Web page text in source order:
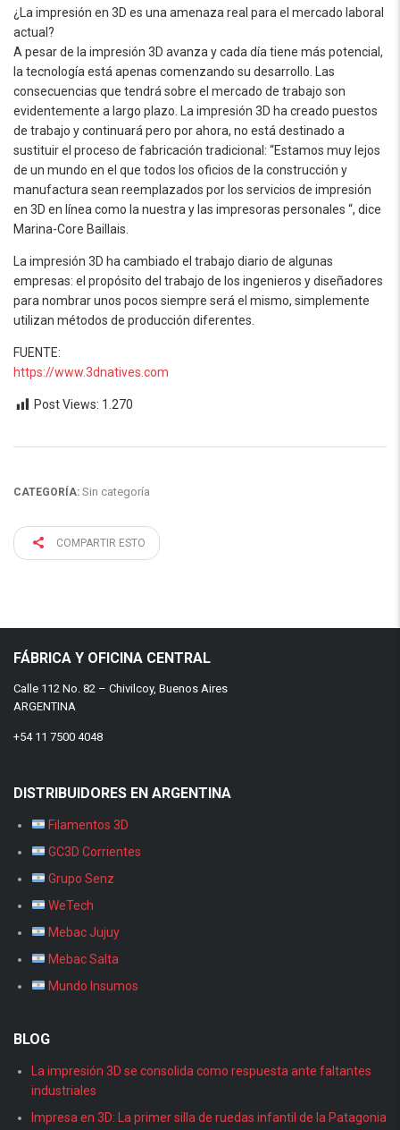
¿La impresión en 3D es una amenaza real para el mercado laboral
actual?
A pesar de la impresión 3D avanza y cada día tiene más potencial,
la tecnología está apenas comenzando su desarrollo. Las
consecuencias que tendrá sobre el mercado de trabajo son
evidentemente a largo plazo. La impresión 3D ha creado puestos
de trabajo y continuará pero por ahora, no está destinado a
sustituir el proceso de fabricación tradicional: “Estamos muy lejos
de un mundo en el que todos los oficios de la construcción y
manufactura sean reemplazados por los servicios de impresión
en 3D en línea como la nuestra y las impresoras personales “, dice
Marina-Core Baillais.
La impresión 3D ha cambiado el trabajo diario de algunas
empresas: el propósito del trabajo de los ingenieros y diseñadores
para nombrar unos pocos siempre será el mismo, simplemente
utilizan métodos de producción diferentes.
FUENTE:
https://www.3dnatives.com
Post Views: 1.270
CATEGORÍA: Sin categoría
COMPARTIR ESTO
FÁBRICA Y OFICINA CENTRAL
Calle 112 No. 82 – Chivilcoy, Buenos Aires
ARGENTINA
+54 11 7500 4048
DISTRIBUIDORES EN ARGENTINA
Filamentos 3D
GC3D Corrientes
Grupo Senz
WeTech
Mebac Jujuy
Mebac Salta
Mundo Insumos
BLOG
La impresión 3D se consolida como respuesta ante faltantes
industriales
Impresa en 3D: La primer silla de ruedas infantil de la Patagonia